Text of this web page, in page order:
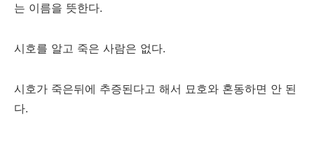
는 이름을 뜻한다.
시호를 알고 죽은 사람은 없다.
시호가 죽은뒤에 추증된다고 해서 묘호와 혼동하면 안 된
다.